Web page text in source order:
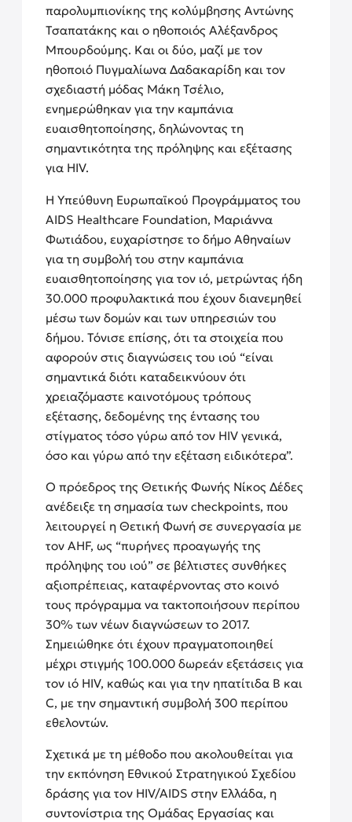
παρολυμπιονίκης της κολύμβησης Αντώνης
Τσαπατάκης και ο ηθοποιός Αλέξανδρος
Μπουρδούμης. Και οι δύο, μαζί με τον
ηθοποιό Πυγμαλίωνα Δαδακαρίδη και τον
σχεδιαστή μόδας Μάκη Τσέλιο,
ενημερώθηκαν για την καμπάνια
ευαισθητοποίησης, δηλώνοντας τη
σημαντικότητα της πρόληψης και εξέτασης
για HIV.
Η Υπεύθυνη Ευρωπαϊκού Προγράμματος του
AIDS Healthcare Foundation, Μαριάννα
Φωτιάδου, ευχαρίστησε το δήμο Αθηναίων
για τη συμβολή του στην καμπάνια
ευαισθητοποίησης για τον ιό, μετρώντας ήδη
30.000 προφυλακτικά που έχουν διανεμηθεί
μέσω των δομών και των υπηρεσιών του
δήμου. Τόνισε επίσης, ότι τα στοιχεία που
αφορούν στις διαγνώσεις του ιού “είναι
σημαντικά διότι καταδεικνύουν ότι
χρειαζόμαστε καινοτόμους τρόπους
εξέτασης, δεδομένης της έντασης του
στίγματος τόσο γύρω από τον HIV γενικά,
όσο και γύρω από την εξέταση ειδικότερα”.
Ο πρόεδρος της Θετικής Φωνής Νίκος Δέδες
ανέδειξε τη σημασία των checkpoints, που
λειτουργεί η Θετική Φωνή σε συνεργασία με
τον AHF, ως “πυρήνες προαγωγής της
πρόληψης του ιού” σε βέλτιστες συνθήκες
αξιοπρέπειας, καταφέρνοντας στο κοινό
τους πρόγραμμα να τακτοποιήσουν περίπου
30% των νέων διαγνώσεων το 2017.
Σημειώθηκε ότι έχουν πραγματοποιηθεί
μέχρι στιγμής 100.000 δωρεάν εξετάσεις για
τον ιό HIV, καθώς και για την ηπατίτιδα B και
C, με την σημαντική συμβολή 300 περίπου
εθελοντών.
Σχετικά με τη μέθοδο που ακολουθείται για
την εκπόνηση Εθνικού Στρατηγικού Σχεδίου
δράσης για τον HIV/AIDS στην Ελλάδα, η
συντονίστρια της Ομάδας Εργασίας και